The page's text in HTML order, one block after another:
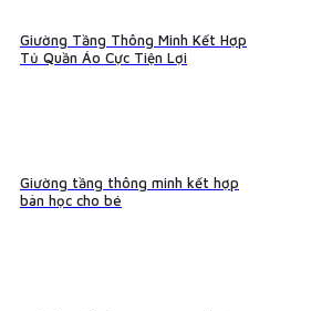
Giường Tầng Thông Minh Kết Hợp
Tủ Quần Áo Cực Tiện Lợi
Giường tầng thông minh kết hợp
bàn học cho bé